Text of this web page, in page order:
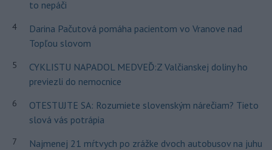
to nepáči
4
Darina Pačutová pomáha pacientom vo Vranove nad
Topľou slovom
5
CYKLISTU NAPADOL MEDVEĎ:Z Valčianskej doliny ho
previezli do nemocnice
6
OTESTUJTE SA: Rozumiete slovenským nárečiam? Tieto
slová vás potrápia
7
Najmenej 21 mŕtvych po zrážke dvoch autobusov na juhu